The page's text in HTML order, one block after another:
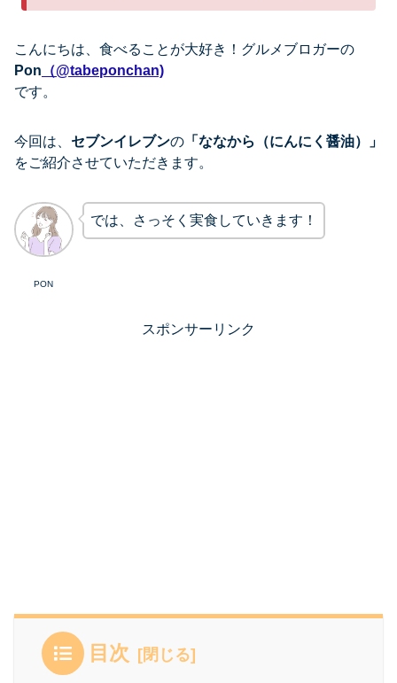
こんにちは、 食べることが大好き！グルメブロガーの
Pon （@tabeponchan)
です。
今回は、 セブンイレブンの 「 ななから（にんにく醤油）
」
をご紹介させていただきます。
PON
では、さっそく実食していきます！
スポンサーリンク
目次